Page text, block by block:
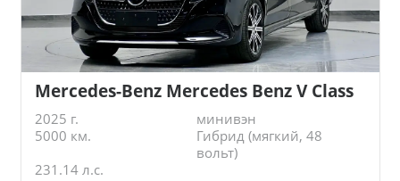
Mercedes-Benz Mercedes Benz V Class
2025 г.
минивэн
5000 км.
Гибрид (мягкий, 48
вольт)
231.14 л.с.